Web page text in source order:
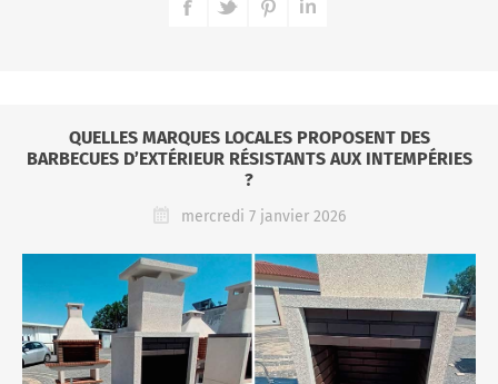
QUELLES MARQUES LOCALES PROPOSENT DES
BARBECUES D’EXTÉRIEUR RÉSISTANTS AUX INTEMPÉRIES
?
mercredi 7 janvier 2026